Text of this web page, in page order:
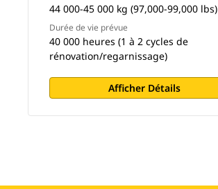
44 000-45 000 kg (97,000-99,000 lbs)
Durée de vie prévue
40 000 heures (1 à 2 cycles de
rénovation/regarnissage)
Afficher Détails